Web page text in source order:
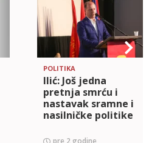
POLITIKA
Ilić: Još jedna
pretnja smrću i
nastavak sramne i
nasilničke politike
pre 2 godine